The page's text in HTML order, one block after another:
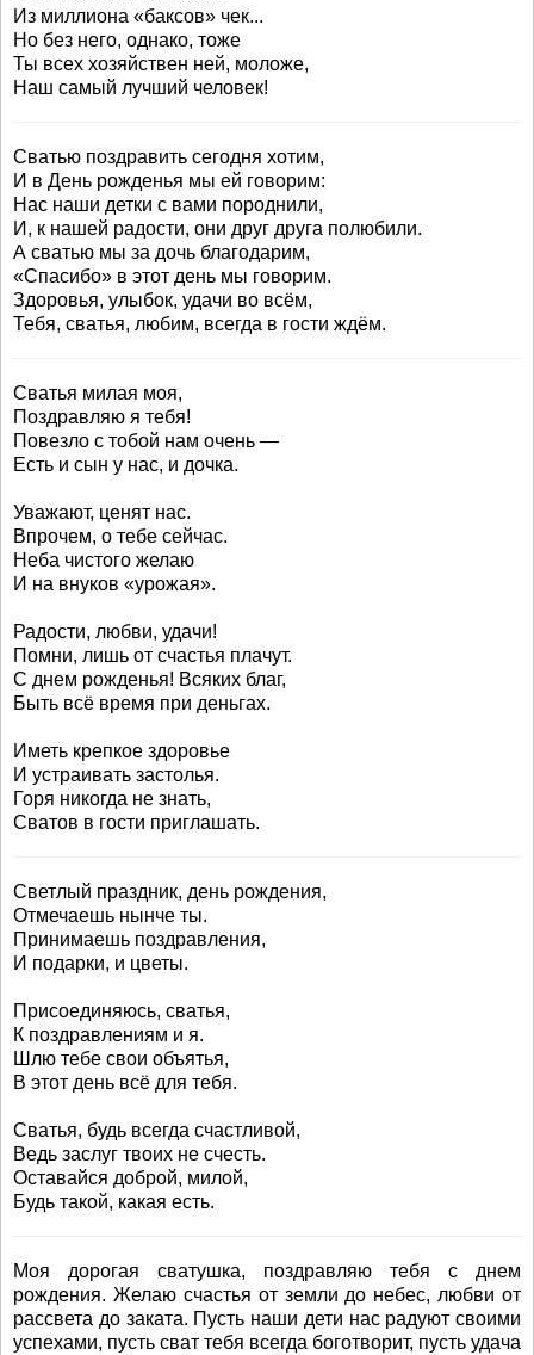
Из миллиона «баксов» чек...
Но без него, однако, тоже
Ты всех хозяйствен ней, моложе,
Наш самый лучший человек!
Сватью поздравить сегодня хотим,
И в День рожденья мы ей говорим:
Нас наши детки с вами породнили,
И, к нашей радости, они друг друга полюбили.
А сватью мы за дочь благодарим,
«Спасибо» в этот день мы говорим.
Здоровья, улыбок, удачи во всём,
Тебя, сватья, любим, всегда в гости ждём.
Сватья милая моя,
Поздравляю я тебя!
Повезло с тобой нам очень —
Есть и сын у нас, и дочка.
Уважают, ценят нас.
Впрочем, о тебе сейчас.
Неба чистого желаю
И на внуков «урожая».
Радости, любви, удачи!
Помни, лишь от счастья плачут.
С днем рожденья! Всяких благ,
Быть всё время при деньгах.
Иметь крепкое здоровье
И устраивать застолья.
Горя никогда не знать,
Сватов в гости приглашать.
Светлый праздник, день рождения,
Отмечаешь нынче ты.
Принимаешь поздравления,
И подарки, и цветы.
Присоединяюсь, сватья,
К поздравлениям и я.
Шлю тебе свои объятья,
В этот день всё для тебя.
Сватья, будь всегда счастливой,
Ведь заслуг твоих не счесть.
Оставайся доброй, милой,
Будь такой, какая есть.
Моя дорогая сватушка, поздравляю тебя с днем
рождения. Желаю счастья от земли до небес, любви от
рассвета до заката. Пусть наши дети нас радуют своими
успехами, пусть сват тебя всегда боготворит, пусть удача